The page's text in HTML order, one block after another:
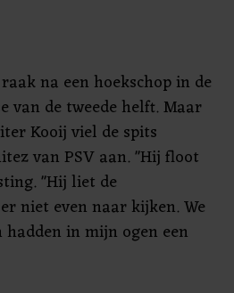
na een hoekschop in de
van de tweede helft. Maar
Kooij viel de spits
van PSV aan. "Hij floot
"Hij liet de
niet even naar kijken. We
hadden in mijn ogen een